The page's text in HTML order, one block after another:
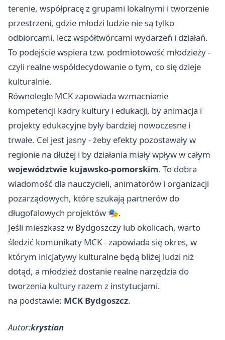
terenie, współpracę z grupami lokalnymi i tworzenie
przestrzeni, gdzie młodzi ludzie nie są tylko
odbiorcami, lecz współtwórcami wydarzeń i działań.
To podejście wspiera tzw. podmiotowość młodzieży -
czyli realne współdecydowanie o tym, co się dzieje
kulturalnie.
Równolegle MCK zapowiada wzmacnianie
kompetencji kadry kultury i edukacji, by animacja i
projekty edukacyjne były bardziej nowoczesne i
trwałe. Cel jest jasny - żeby efekty pozostawały w
regionie na dłużej i by działania miały wpływ w całym
województwie kujawsko-pomorskim. To dobra
wiadomość dla nauczycieli, animatorów i organizacji
pozarządowych, które szukają partnerów do
długofalowych projektów 🎭.
Jeśli mieszkasz w Bydgoszczy lub okolicach, warto
śledzić komunikaty MCK - zapowiada się okres, w
którym inicjatywy kulturalne będą bliżej ludzi niż
dotąd, a młodzież dostanie realne narzędzia do
tworzenia kultury razem z instytucjami.
na podstawie: MCK Bydgoszcz.
Autor:krystian